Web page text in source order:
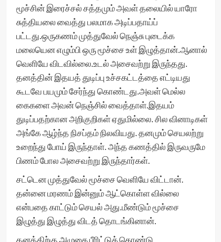
மூச்சின் இரைச்சல் சத்தமும் அவள் தலையில் யாரோ
சுத்தியலை வைத்து பலமாக அடிப்பதாய்ப்
பட்டது.ஒருகணம் முத்துவேல்‌ நெஞ்சு புடைக்க‌
மலையென‌ எழும்பி ஒரு மூச்சை உள் இழுத்தான்‌.ஆனால்
வெளியே விடவில்லை.உடல் அசைவற்று இருந்தது.
தனத்தின் இதயத் துடிப்பு உச்சகட்டத்தை எட்டியது
கூடவே பயமும் சேர்ந்து கொண்டது.அவள் மெல்ல
கைகளை அவன் நெஞ்சில் வைத்தாள்.இதயம்
துடிப்பதற்கான அறிகுறிகள் ஏதுமில்லை. சில வினாடிகள்
அங்கே ஆழ்ந்த நிசப்தம் நிலவியது. தனமும் செயலற்று
உறைந்து போய் இருந்தாள். அந்த கணத்தில் இருவருமே
பிணம் போல அசைவற்று இருந்தார்கள்.
சட்டென ‌முத்துவேல் மூச்சை வெளியே விட்டான்.
தன்னை மரணம் இன்னும் ஆட்கொள்ள வில்லை
என்பதை காட்டும் செயல் அது.மீண்டும் மூச்சை
இழுத்து இழுத்து விடத் தொடங்கினான்.
தனத்திற்கு அழுகை பீரிட்டுக் கொண்டு